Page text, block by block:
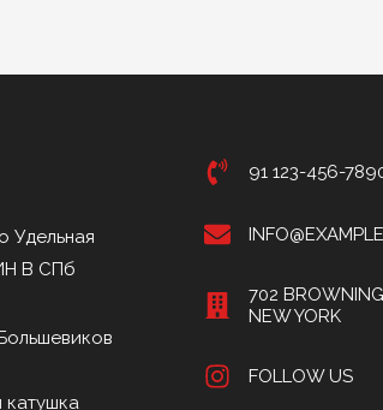
Удельная
В СПб
катушка
91 123-456-
702
NEW YORK
FOLLOW US